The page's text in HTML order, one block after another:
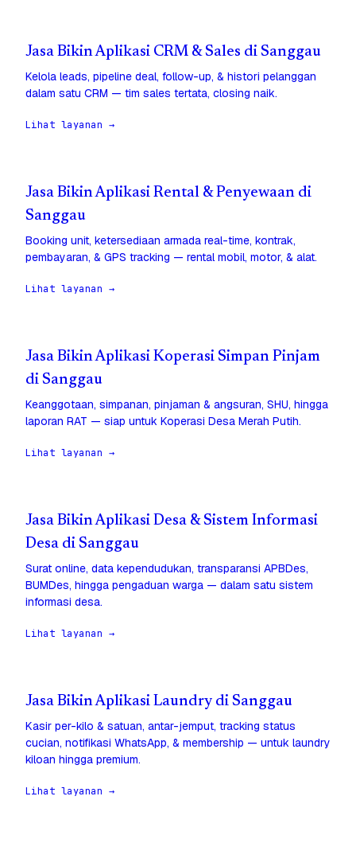
Jasa Bikin Aplikasi CRM & Sales di Sanggau
Kelola leads, pipeline deal, follow-up, & histori pelanggan
dalam satu CRM — tim sales tertata, closing naik.
Lihat layanan →
Jasa Bikin Aplikasi Rental & Penyewaan di
Sanggau
Booking unit, ketersediaan armada real-time, kontrak,
pembayaran, & GPS tracking — rental mobil, motor, & alat.
Lihat layanan →
Jasa Bikin Aplikasi Koperasi Simpan Pinjam
di Sanggau
Keanggotaan, simpanan, pinjaman & angsuran, SHU, hingga
laporan RAT — siap untuk Koperasi Desa Merah Putih.
Lihat layanan →
Jasa Bikin Aplikasi Desa & Sistem Informasi
Desa di Sanggau
Surat online, data kependudukan, transparansi APBDes,
BUMDes, hingga pengaduan warga — dalam satu sistem
informasi desa.
Lihat layanan →
Jasa Bikin Aplikasi Laundry di Sanggau
Kasir per-kilo & satuan, antar-jemput, tracking status
cucian, notifikasi WhatsApp, & membership — untuk laundry
kiloan hingga premium.
Lihat layanan →